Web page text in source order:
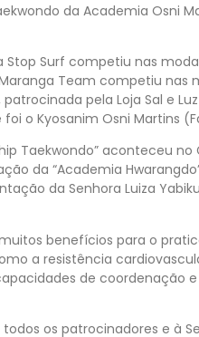
da Academia Osni
Surf competiu nas
Team competiu nas
patrocinada pela Loja Sal e
o Kyosanim Osni Martins
Taekwondo” aconteceu no
da “Academia
da Senhora Luiza
benefícios para o
a resistência
de coordenação
os patrocinadores e à